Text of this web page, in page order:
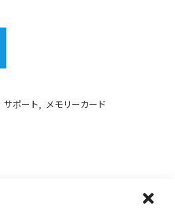
サポート, メモリーカード